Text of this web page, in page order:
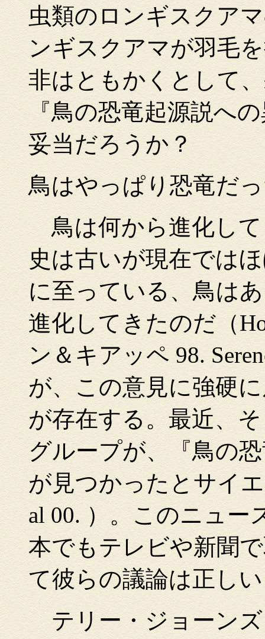
虫類のロンギスクア
ンギスクアマが羽毛
非はともかくとして
『鳥の恐竜起源説へ
妥当だろうか？
鳥はやっぱり恐竜だ
鳥は何から進化し
史は古いが現在では
に至っている、鳥は
進化してきたのだ（
ン＆キアッペ 98.
が、この意見に強硬
が存在する。最近、
グループが、『鳥の
が見つかったとサイ
al 00. ）。このニュー
本でもテレビや新聞
て彼らの議論は正し
テリー・ジョーン